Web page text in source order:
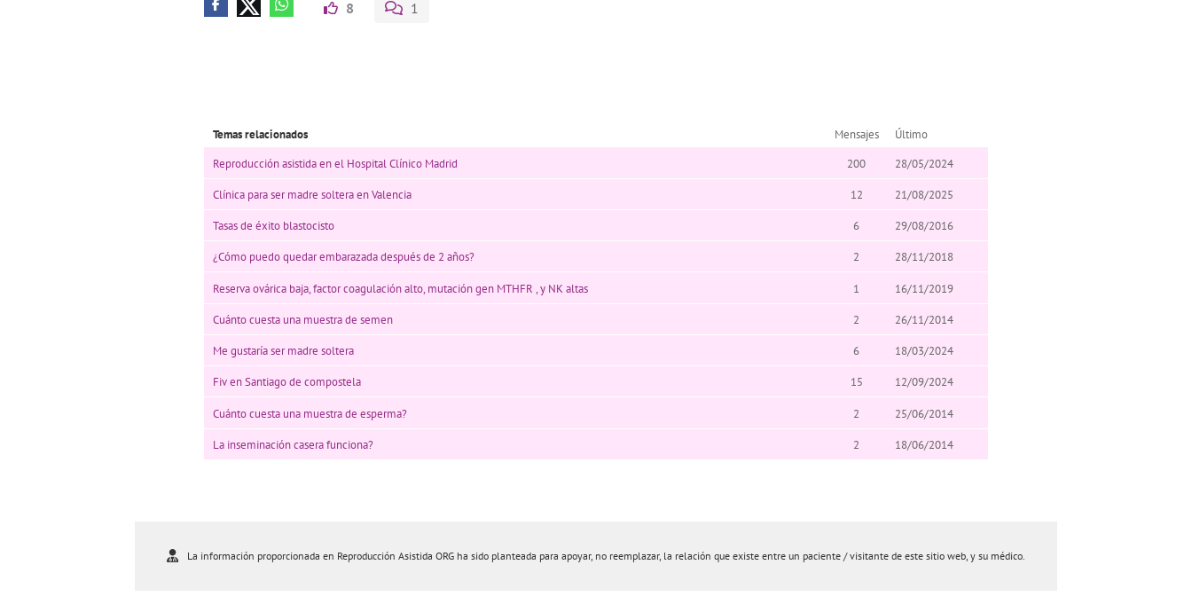
8 1
Temas relacionados Mensajes
Último
Reproducción asistida en el Hospital Clínico Madrid
200 28/05/2024
Clínica para ser madre soltera en Valencia 12 21/08/2025
Tasas de éxito blastocisto 6 29/08/2016
¿Cómo puedo quedar embarazada después de 2 años? 2 28/11/2018
Reserva ovárica baja, factor coagulación alto, mutación gen MTHFR , y NK altas 1 16/11/2019
Cuánto cuesta una muestra de semen 2 26/11/2014
Me gustaría ser madre soltera 6 18/03/2024
Fiv en Santiago de compostela 15 12/09/2024
Cuánto cuesta una muestra de esperma? 2 25/06/2014
La inseminación casera funciona? 2 18/06/2014
La información proporcionada en Reproducción Asistida ORG ha sido planteada para apoyar, no reemplazar, la relación que existe entre un paciente / visitante de este sitio web, y su médico.